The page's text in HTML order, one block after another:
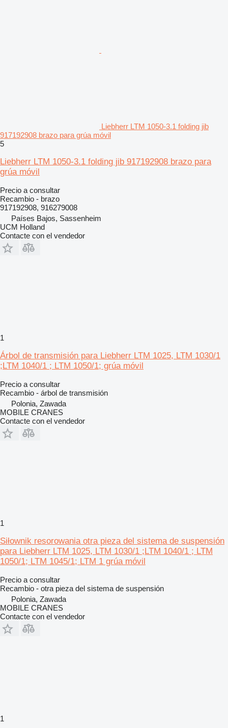
Liebherr LTM 1050-3.1 folding jib
917192908 brazo para grúa móvil
5
Liebherr LTM 1050-3.1 folding jib 917192908 brazo para
grúa móvil
Precio a consultar
Recambio - brazo
917192908, 916279008
Países Bajos, Sassenheim
UCM Holland
Contacte con el vendedor
1
Árbol de transmisión para Liebherr LTM 1025, LTM 1030/1
;LTM 1040/1 ; LTM 1050/1; grúa móvil
Precio a consultar
Recambio - árbol de transmisión
Polonia, Zawada
MOBILE CRANES
Contacte con el vendedor
1
Siłownik resorowania otra pieza del sistema de suspensión
para Liebherr LTM 1025, LTM 1030/1 ;LTM 1040/1 ; LTM
1050/1; LTM 1045/1; LTM 1 grúa móvil
Precio a consultar
Recambio - otra pieza del sistema de suspensión
Polonia, Zawada
MOBILE CRANES
Contacte con el vendedor
1